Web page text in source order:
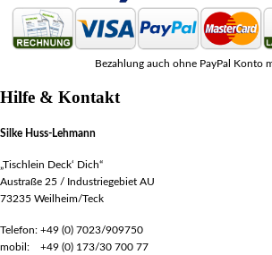
Bezahlung auch ohne PayPal Konto
Hilfe & Kontakt
Silke Huss-Lehmann
„Tischlein Deck‘ Dich“
Austraße 25 / Industriegebiet AU
73235 Weilheim/Teck
Telefon: +49 (0) 7023/909750
mobil: +49 (0) 173/30 700 77